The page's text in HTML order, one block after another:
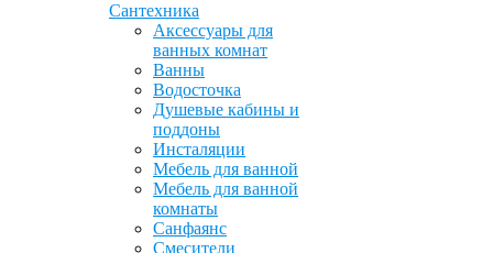
Сантехника
Аксессуары для
ванных комнат
Ванны
Водосточка
Душевые кабины и
поддоны
Инсталяции
Мебель для ванной
Мебель для ванной
комнаты
Санфаянс
Смесители